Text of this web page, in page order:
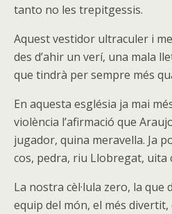
tanto no les trepitgessis.
Aquest vestidor ultraculer i
des d’ahir un verí, una mala
que tindrà per sempre més
En aquesta església ja mai
violència l’afirmació que
jugador, quina meravella. Ja
cos, pedra, riu Llobregat, uita
La nostra cèl·lula zero, la que
equip del món, el més